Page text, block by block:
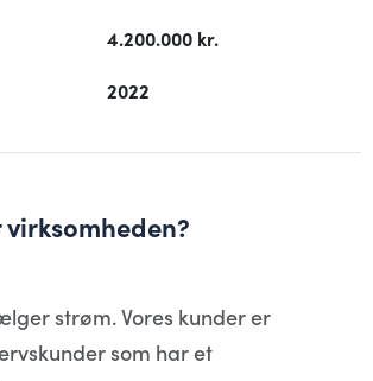
4.200.000 kr.
2022
strøm. Vores kunder er
som har et